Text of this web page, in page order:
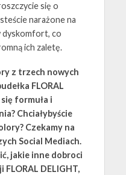
się o
narażone na
dyskomfort, co
ich zaletę.
z trzech nowych
FLORAL
formuła i
Chciałybyście
Czekamy na
Social Mediach.
jakie inne dobroci
DELIGHT,